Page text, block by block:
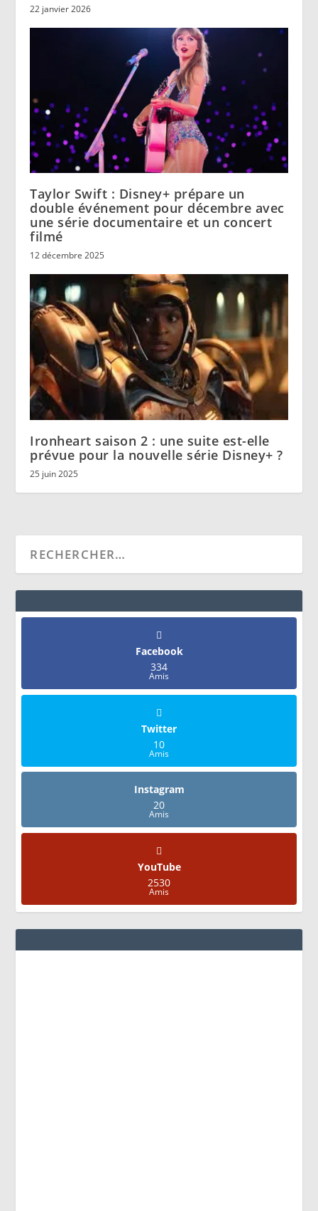
22 janvier 2026
Taylor Swift : Disney+ prépare un
double événement pour décembre avec
une série documentaire et un concert
filmé
12 décembre 2025
Ironheart saison 2 : une suite est-elle
prévue pour la nouvelle série Disney+ ?
25 juin 2025
Facebook
334
Amis
Twitter
10
Amis
Instagram
20
Amis
YouTube
2530
Amis